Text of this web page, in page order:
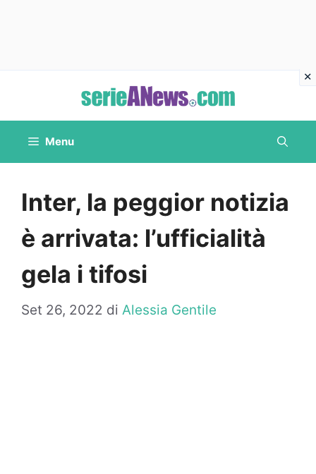
contenuto
Menu
Inter, la peggior notizia
è arrivata: l’ufficialità
gela i tifosi
Set 26, 2022 di Alessia Gentile